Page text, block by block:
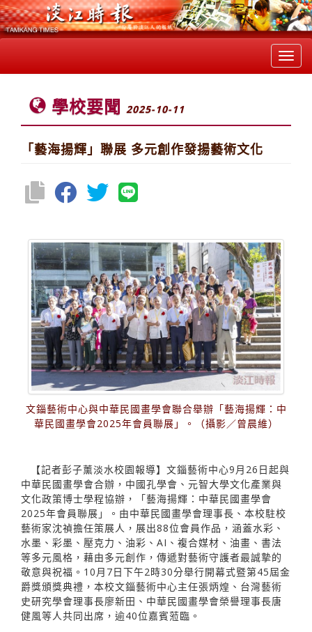
學校要聞 2025-10-11
「藝海揚輝」聯展 多元創作發揚藝術文化
文錙藝術中心與中華民國畫學會聯合舉辦「藝海揚輝：中
華民國畫學會2025年會員聯展」。（攝影／曾晨維）
【記者彭子薰淡水校園報導】文錙藝術中心9月26日起與
中華民國畫學會合辦，中國孔學會、元智大學文化產業與
文化政策博士學程協辦，「藝海揚輝：中華民國畫學會
2025年會員聯展」。由中華民國畫學會理事長、本校駐校
藝術家沈禎擔任策展人，展出88位會員作品，涵蓋水彩、
水墨、彩墨、壓克力、油彩、AI、複合媒材、油畫、書法
等多元風格，藉由多元創作，傳遞對藝術守護者最誠摯的
敬意與祝福。10月7日下午2時30分舉行開幕式暨第45屆金
爵獎頒獎典禮，本校文錙藝術中心主任張炳煌、台灣藝術
史研究學會理事長廖新田、中華民國畫學會榮譽理事長唐
健風等人共同出席，逾40位嘉賓蒞臨。